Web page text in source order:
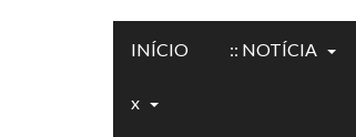
INÍCIO :: NOTÍCIA
x